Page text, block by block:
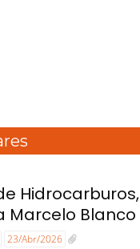
Hidrocarburos,
Marcelo Blanco
23/Abr/2026